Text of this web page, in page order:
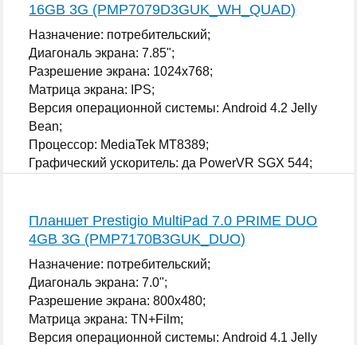
16GB 3G (PMP7079D3GUK_WH_QUAD)
Назначение: потребительский;
Диагональ экрана: 7.85";
Разрешение экрана: 1024x768;
Матрица экрана: IPS;
Версия операционной системы: Android 4.2 Jelly
Bean;
Процессор: MediaTek MT8389;
Графический ускоритель: да PowerVR SGX 544;
Планшет Prestigio MultiPad 7.0 PRIME DUO
4GB 3G (PMP7170B3GUK_DUO)
Назначение: потребительский;
Диагональ экрана: 7.0";
Разрешение экрана: 800x480;
Матрица экрана: TN+Film;
Версия операционной системы: Android 4.1 Jelly